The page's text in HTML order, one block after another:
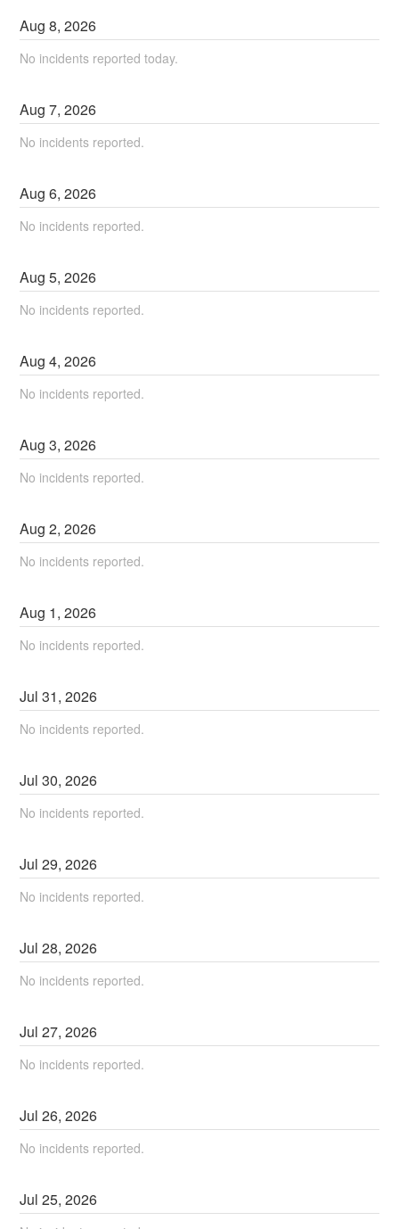
Aug8,2026
No incidents reported today.
Aug7,2026
No incidents reported.
Aug6,2026
No incidents reported.
Aug5,2026
No incidents reported.
Aug4,2026
No incidents reported.
Aug3,2026
No incidents reported.
Aug2,2026
No incidents reported.
Aug 1,2026
No incidents reported.
Jul31,2026
No incidents reported.
Jul30,2026
No incidents reported.
Jul29,2026
No incidents reported.
Jul28,2026
No incidents reported.
Jul27,2026
No incidents reported.
Jul26,2026
No incidents reported.
Jul25,2026